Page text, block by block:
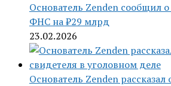
Основатель Zenden сообщил
ФНС на ₽29 млрд
23.02.2026
Основатель Zenden рассказал